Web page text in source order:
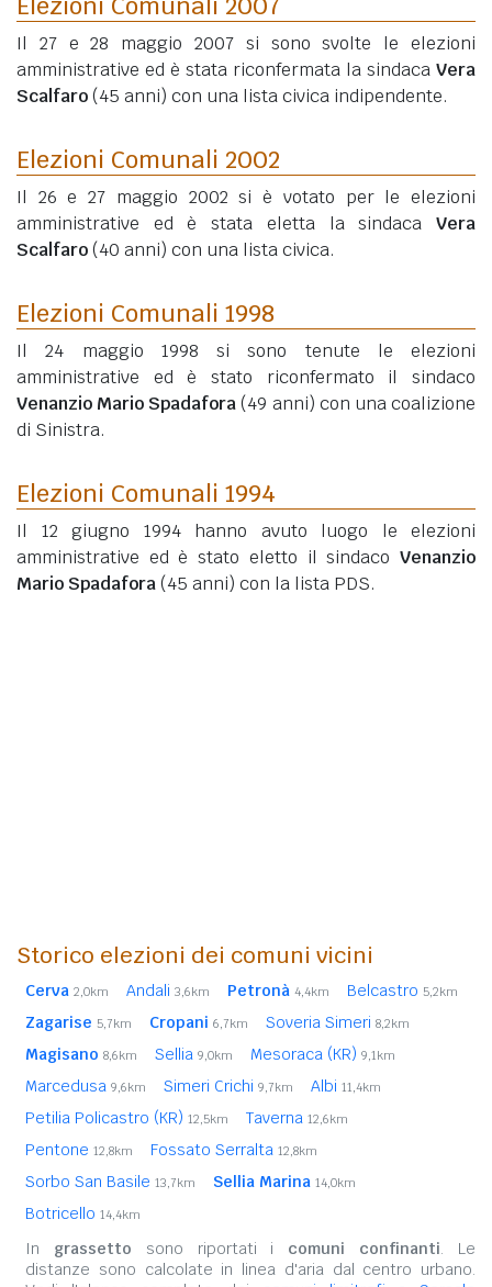
Il 27 e 28 maggio 2007 si sono svolte le elezioni
amministrative ed è stata riconfermata la sindaca Vera
Scalfaro(45 anni) con una lista civica indipendente.
Elezioni Comunali 2002
Il 26 e 27 maggio 2002 si è votato per le elezioni
amministrative ed è stata eletta la sindaca Vera
Scalfaro(40 anni) con una lista civica.
Elezioni Comunali 1998
Il 24 maggio 1998 si sono tenute le elezioni
amministrative ed è stato riconfermato il sindaco
Venanzio Mario Spadafora (49 anni) con una coalizione
di Sinistra.
Elezioni Comunali 1994
Il 12 giugno 1994 hanno avuto luogo le elezioni
amministrative ed è stato eletto il sindaco Venanzio
Mario Spadafora(45 anni) con la lista PDS.
Storico elezioni dei comuni vicini
Cerva 2,0km Andali 3,6km Petronà 4,4km Belcastro 5,2km
Zagarise 5,7km Cropani 6,7km Soveria Simeri 8,2km
Magisano 8,6km Sellia 9,0km Mesoraca (KR) 9,1km
Marcedusa 9,6km Simeri Crichi 9,7km Albi 11,4km
Petilia Policastro (KR) 12,5km Taverna 12,6km
Pentone 12,8km Fossato Serralta 12,8km
Sorbo San Basile 13,7km Sellia Marina 14,0km
Botricello 14,4km
In grassetto sono riportati i comuni confinanti. Le
distanze sono calcolate in linea d'aria dal centro urbano.